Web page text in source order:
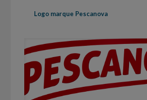
Logo marque Pescanova